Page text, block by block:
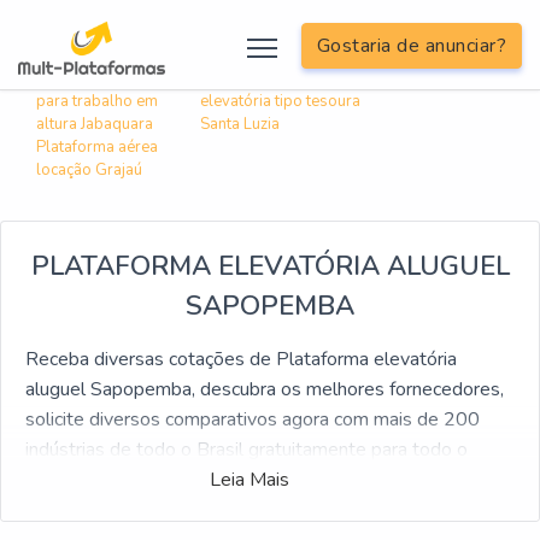
Gostaria de anunciar?
Buscas relacionadas:
Aluguel de plataforma
para trabalho em
altura Jabaquara
Locação de plataforma
elevatória tipo tesoura
Santa Luzia
Plataforma aérea
locação Grajaú
PLATAFORMA ELEVATÓRIA ALUGUEL
SAPOPEMBA
Receba diversas cotações de Plataforma elevatória
aluguel Sapopemba, descubra os melhores fornecedores,
solicite diversos comparativos agora com mais de 200
indústrias de todo o Brasil gratuitamente para todo o
Se pesquisa por Plataforma elevatória aluguel
Leia Mais